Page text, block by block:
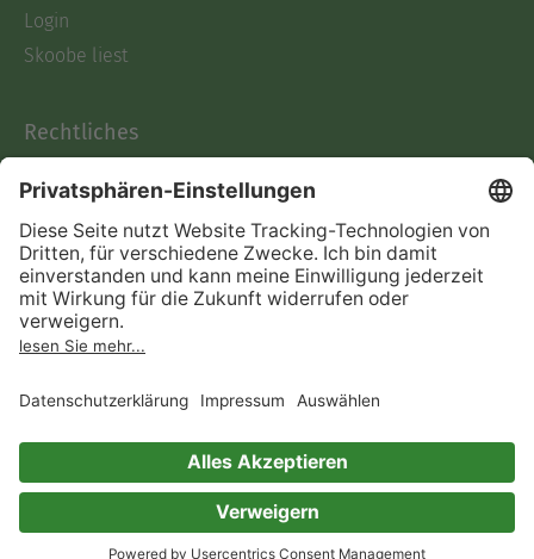
Login
Skoobe liest
Rechtliches
AGB
Informationen nach Data
Act
Verträge hier kündigen
Impressum
Immer ein gutes Buch